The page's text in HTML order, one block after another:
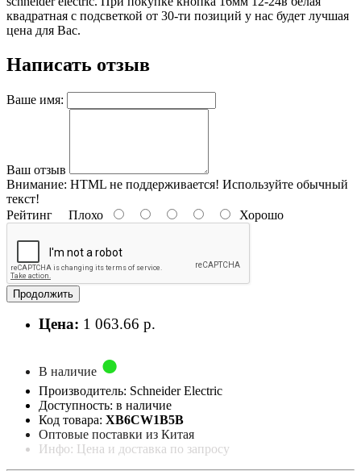
квадратная с подсветкой от 30-ти позиций у нас будет лучшая
цена для Вас.
Написать отзыв
Ваше имя:
Ваш отзыв
Внимание: HTML не поддерживается! Используйте обычный
текст!
Рейтинг Плохо Хорошо
Продолжить
Цена: 1 063.66 р.
В наличие
Производитель: Schneider Electric
Доступность: в наличие
Код товара: XB6CW1B5B
Оптовые поставки из Китая
Инфо: Цена и доставка по запросу